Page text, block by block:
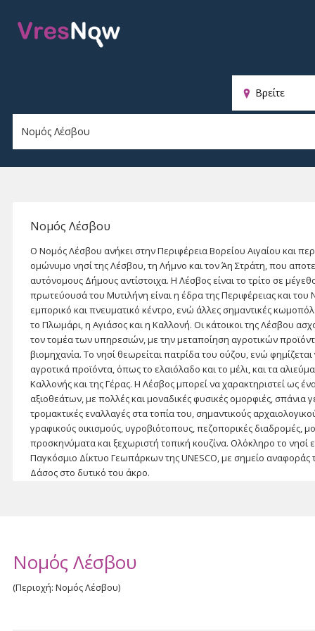
Νομός Λέσβου
Ο Νομός Λέσβου ανήκει στην Περιφέρεια Βορείου Αιγαίου και
ομώνυμο νησί της Λέσβου, τη Λήμνο και τον Άη Στράτη, που
αυτόνομους Δήμους αντίστοιχα. Η Λέσβος είναι το τρίτο σε
πρωτεύουσά του Μυτιλήνη είναι η έδρα της Περιφέρειας και του
εμπορικό και πνευματικό κέντρο, ενώ άλλες σημαντικές
το Πλωμάρι, η Αγιάσος και η Καλλονή. Οι κάτοικοι της Λέσβου
τον τομέα των υπηρεσιών, με την μεταποίηση αγροτικών
βιομηχανία. Το νησί θεωρείται πατρίδα του ούζου, ενώ
αγροτικά προϊόντα, όπως το ελαιόλαδο και το μέλι, και τα
Καλλονής και της Γέρας. Η Λέσβος μπορεί να χαρακτηριστεί ως
αξιοθεάτων, με πολλές και μοναδικές φυσικές ομορφιές, σπάνια
τρομακτικές εναλλαγές στα τοπία του, σημαντικούς
γραφικούς οικισμούς, υγροβιότοπους, πεζοπορικές διαδρομές,
προσκηνύματα και ξεχωριστή τοπική κουζίνα. Ολόκληρο το νησί
Παγκόσμιο Δίκτυο Γεωπάρκων της UNESCO, με σημείο
Δάσος στο δυτικό του άκρο.
για το γλυκό κρασί που παράγει, ενώ οι υπέροχες θάλασσες, οι
χώροι, οι παραδοσιακοί οικισμοί, οι παράξενοι γεωλογικοί
του τοπίου την καθιστούν ελκυστικό προορισμό για επισκέπτες.
Νομός Λέσβου
(Περιοχή: Νομός Λέσβου)